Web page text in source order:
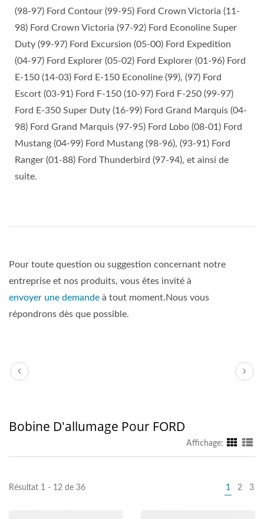
(98-97) Ford Contour (99-95) Ford Crown Victoria (11-
98) Ford Crown Victoria (97-92) Ford Econoline Super
Duty (99-97) Ford Excursion (05-00) Ford Expedition
(04-97) Ford Explorer (05-02) Ford Explorer (01-96) Ford
E-150 (14-03) Ford E-150 Econoline (99), (97) Ford
Escort (03-91) Ford F-150 (10-97) Ford F-250 (99-97)
Ford E-350 Super Duty (16-99) Ford Grand Marquis (04-
98) Ford Grand Marquis (97-95) Ford Lobo (08-01) Ford
Mustang (04-99) Ford Mustang (98-96), (93-91) Ford
Ranger (01-88) Ford Thunderbird (97-94), et ainsi de
suite.
Pour toute question ou suggestion concernant notre
entreprise et nos produits, vous êtes invité à
envoyer une demande à tout moment.Nous vous
répondrons dès que possible.
Bobine D'allumage Pour FORD
Affichage:
Résultat 1 - 12 de 36 1 2 3